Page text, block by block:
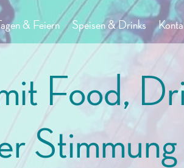
Tagen & Feiern Speisen & Drinks
Food,
Stimmung